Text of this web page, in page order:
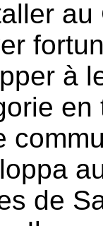
au
à
en
de